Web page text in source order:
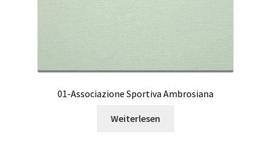
01-Associazione Sportiva Ambrosiana
Weiterlesen